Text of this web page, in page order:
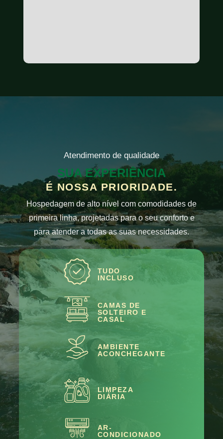
Atendimento de qualidade​
SUA EXPERIÊNCIA
É NOSSA PRIORIDADE.
Hospedagem de alto nível com comodidades de
primeira linha, projetadas para o seu conforto e
para atender a todas as suas necessidades.
TUDO
INCLUSO
CAMAS DE
SOLTEIRO E
CASAL
AMBIENTE
ACONCHEGANTE
LIMPEZA
DIÁRIA
AR-
CONDICIONADO